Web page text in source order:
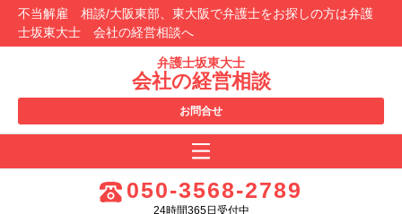
不当解雇 相談/大阪東部、東大阪で弁護士をお探しの方は弁護
士坂東大士 会社の経営相談へ
弁護士坂東大士
会社の経営相談
お問合せ
050-3568-2789
24時間365日受付中